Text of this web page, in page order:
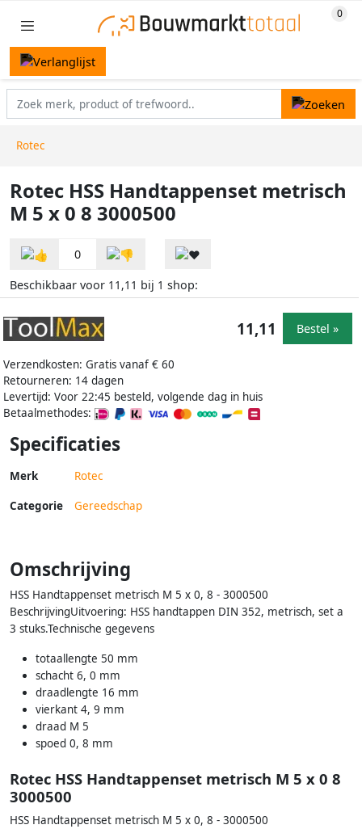
Rotec
Rotec HSS Handtappenset metrisch
M 5 x 0 8 3000500
0
Beschikbaar voor 11,11 bij 1 shop:
Verzendkosten: Gratis vanaf € 60
Retourneren: 14 dagen
Levertijd: Voor 22:45 besteld, volgende dag in huis
Betaalmethodes:
11,11 Bestel »
Specificaties
Merk Rotec
Categorie Gereedschap
Omschrijving
HSS Handtappenset metrisch M 5 x 0, 8 - 3000500
BeschrijvingUitvoering: HSS handtappen DIN 352, metrisch, set a
3 stuks.Technische gegevens
totaallengte 50 mm
schacht 6, 0 mm
draadlengte 16 mm
vierkant 4, 9 mm
draad M 5
spoed 0, 8 mm
Rotec HSS Handtappenset metrisch M 5 x 0 8
3000500
HSS Handtappenset metrisch M 5 x 0, 8 - 3000500